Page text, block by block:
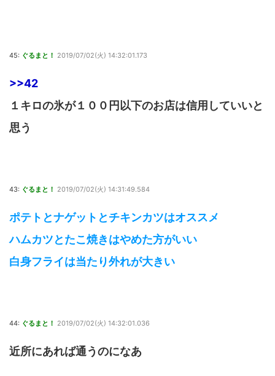
45: ぐるまと！ 2019/07/02(火) 14:32:01.173
>>42
１キロの氷が１００円以下のお店は信用していいと
思う
43: ぐるまと！ 2019/07/02(火) 14:31:49.584
ポテトとナゲットとチキンカツはオススメ
ハムカツとたこ焼きはやめた方がいい
白身フライは当たり外れが大きい
44: ぐるまと！ 2019/07/02(火) 14:32:01.036
近所にあれば通うのになあ